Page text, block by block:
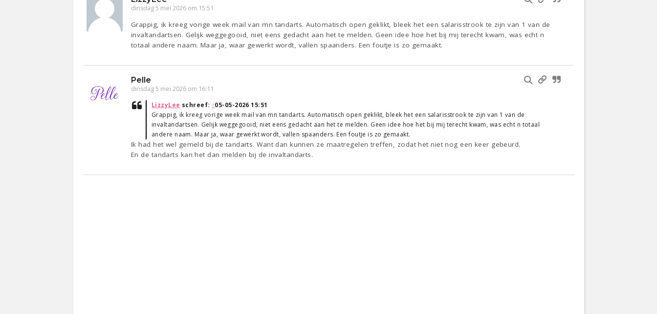
dinsdag 5 mei 2026 om 15:51
Grappig, ik kreeg vorige week mail van mn tandarts. Automatisch open geklikt, bleek het een salarisstrook te zijn van 1 van de
invaltandartsen. Gelijk weggegooid, niet eens gedacht aan het te melden. Geen idee hoe het bij mij terecht kwam, was echt n
totaal andere naam. Maar ja, waar gewerkt wordt, vallen spaanders. Een foutje is zo gemaakt.
Pelle
dinsdag 5 mei 2026 om 16:11
LizzyLee schreef: ↑05-05-2026 15:51
Grappig, ik kreeg vorige week mail van mn tandarts. Automatisch open geklikt, bleek het een salarisstrook te zijn van 1 van de
invaltandartsen. Gelijk weggegooid, niet eens gedacht aan het te melden. Geen idee hoe het bij mij terecht kwam, was echt n totaal
andere naam. Maar ja, waar gewerkt wordt, vallen spaanders. Een foutje is zo gemaakt.
Ik had het wel gemeld bij de tandarts. Want dan kunnen ze maatregelen treffen, zodat het niet nog een keer gebeurd.
En de tandarts kan het dan melden bij de invaltandarts.